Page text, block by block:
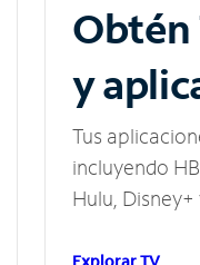
Obtén
y
Tus
incluyendo
Hulu, Disney+